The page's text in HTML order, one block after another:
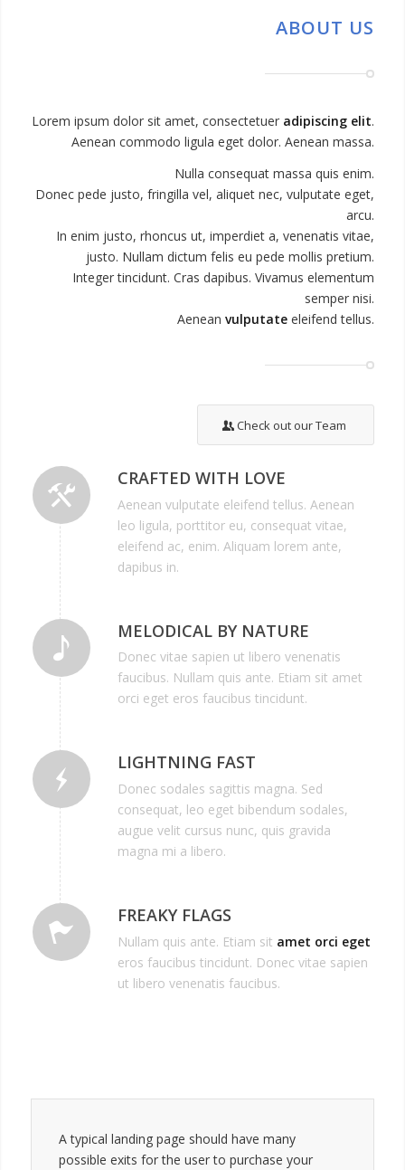
ABOUT US
Lorem ipsum dolor sit amet, consectetuer adipiscing elit.
Aenean commodo ligula eget dolor. Aenean massa.
Nulla consequat massa quis enim.
Donec pede justo, fringilla vel, aliquet nec, vulputate eget,
arcu.
In enim justo, rhoncus ut, imperdiet a, venenatis vitae,
justo. Nullam dictum felis eu pede mollis pretium.
Integer tincidunt. Cras dapibus. Vivamus elementum
semper nisi.
Aeneanvulputate eleifend tellus.
Check out our Team
CRAFTED WITH LOVE
Aenean vulputate eleifend tellus. Aenean
leo ligula, porttitor eu, consequat vitae,
eleifend ac, enim. Aliquam lorem ante,
dapibus in.
MELODICAL BY NATURE
Donec vitae sapien ut libero venenatis
faucibus. Nullam quis ante. Etiam sit amet
orci eget eros faucibus tincidunt.
LIGHTNING FAST
Donec sodales sagittis magna. Sed
consequat, leo eget bibendum sodales,
augue velit cursus nunc, quis gravida
magna mi a libero.
FREAKY FLAGS
Nullam quis ante. Etiam sit amet orci eget
eros faucibus tincidunt. Donec vitae sapien
ut libero venenatis faucibus.
A typical landing page should have many
possible exits for the user to purchase your